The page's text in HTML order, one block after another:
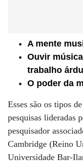
A mente
Ouvir
trabalho
O poder da
Esses são os tipos
pesquisas lideradas
pesquisador
Cambridge (Reino
Universidade Bar-